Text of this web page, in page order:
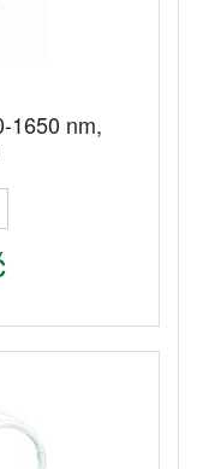
1650 nm,